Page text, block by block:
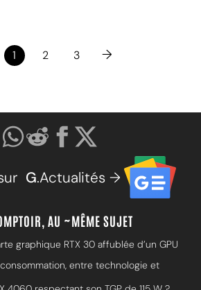
1 2 3 →
G.Actualités →
AU ~MÊME SUJET
graphique RTX 30 affublée d’un GPU
entre technologie et